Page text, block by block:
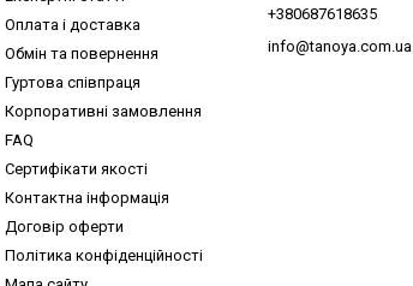
Оплата і доставка
Обмін та повернення
Гуртова співпраця
Корпоративні замовлення
FAQ
Сертифікати якості
Контактна інформація
Договір оферти
Політика конфіденційності
+380687618635
info@tanoya.com.ua